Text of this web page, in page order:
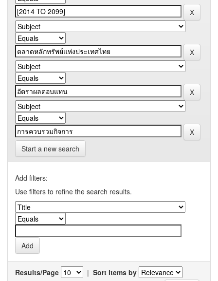
Start a new search
Add filters:
Use filters to refine the search results.
Results/Page | Sort items by